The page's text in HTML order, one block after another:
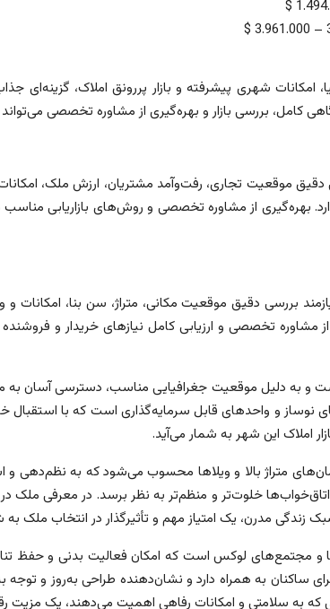
امکانات شهری پیشرفته و بازار پررونق املاک،
بررسی بازار و بهره‌گیری از مشاوره تخصصی
دقیق موقعیت تجاری، رفت‌وآمد مشتریان، ارزش ملک،
بهره‌گیری از مشاوره تخصصی و روش‌های بازاریابی مناسب
بررسی دقیق موقعیت مکانی، متراژ، سن بنا،
تخصصی و ارزیابی کامل نیازهای خریدار و فروشنده
و به دلیل موقعیت جغرافیایی مناسب، دسترسی آسان به
و واحدهای قابل سرمایه‌گذاری است که با استقبال
املاک این شهر به شمار می‌آید.
متراژ بالا و ویلاها محسوب می‌شود که به
خلوت‌تر و منظم‌تر به نظر برسد. در معرفی ملک در
مدرن، یک امتیاز مهم و تأثیرگذار در انتخاب ملک به
و مجتمع‌های لوکس است که امکان فعالیت بدنی و حفظ
ساکنان به همراه دارد و نشان‌دهنده طراحی به‌روز و
که به سلامتی و امکانات رفاهی اهمیت می‌دهند، یک